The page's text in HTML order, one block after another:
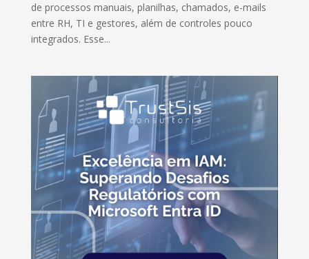
de processos manuais, planilhas, chamados, e-mails
entre RH, TI e gestores, além de controles pouco
integrados. Esse...